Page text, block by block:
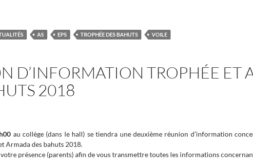
AS EPS TROPHÉE DES BAHUTS VOILE
D’INFORMATION TROPHÉE ET
2018
au collège (dans le hall) se tiendra une deuxième réunion d’information
Armada des bahuts 2018.
présence (parents) afin de vous transmettre toutes les informations